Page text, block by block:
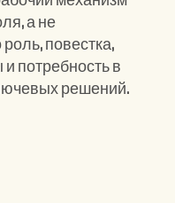
а не
повестка,
потребность в
решений.